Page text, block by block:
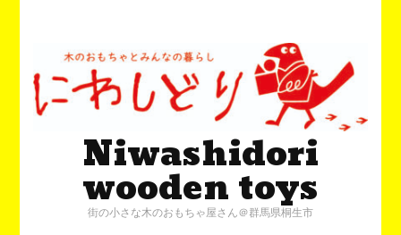
Niwashidori
wooden toys
街の小さな木のおもちゃ屋さん＠群馬県桐生市